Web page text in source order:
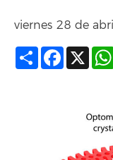
viernes 28 de
CompartirX